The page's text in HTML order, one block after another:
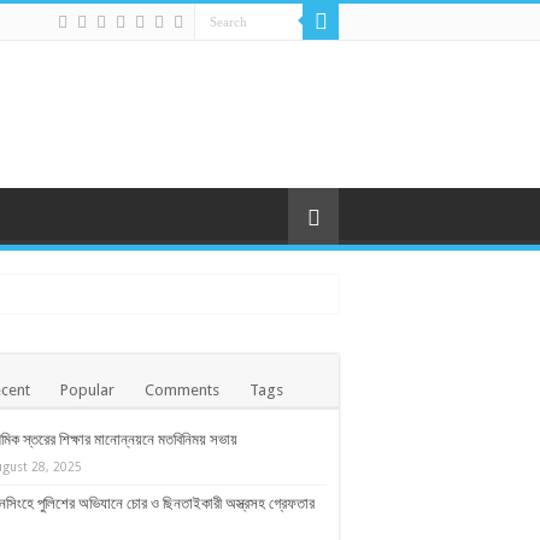
Popular Comments Tags
স্তরের শিক্ষার মানোন্নয়নে মতবিনিময় সভায়
28, 2025
পুলিশের অভিযানে চোর ও ছিনতাইকারী অস্ত্রসহ গ্রেফতার